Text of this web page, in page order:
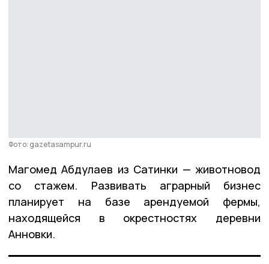
Фото: gazetasampur.ru
Магомед Абдулаев из Сатинки — животновод
со стажем. Развивать аграрный бизнес
планирует на базе арендуемой фермы,
находящейся в окрестностях деревни
Анновки.